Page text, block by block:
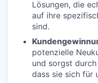
Lösungen, die
auf ihre
sind.
potenzielle
und sorgst
dass sie sich für